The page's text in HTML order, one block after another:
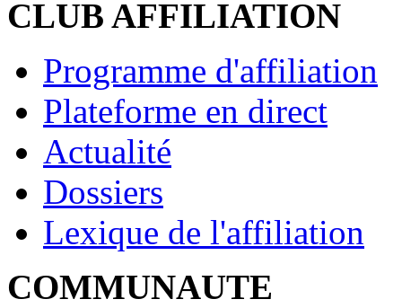
CLUB AFFILIATION
Programme d'affiliation
Plateforme en direct
Actualité
Dossiers
Lexique de l'affiliation
COMMUNAUTE